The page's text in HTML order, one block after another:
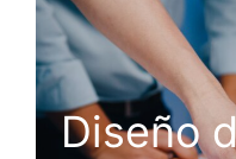
Diseño